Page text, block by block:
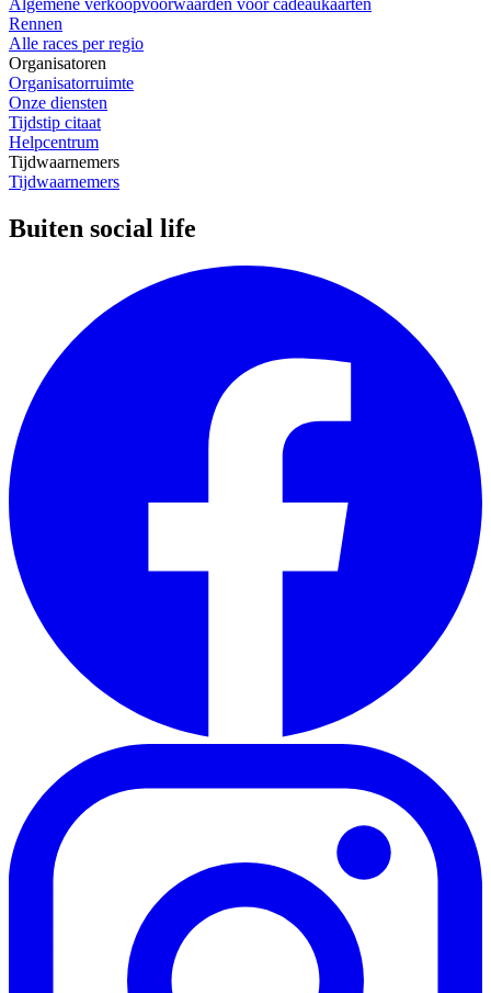
Algemene verkoopvoorwaarden voor cadeaukaarten
Rennen
Alle races per regio
Organisatoren
Organisatorruimte
Onze diensten
Tijdstip citaat
Helpcentrum
Tijdwaarnemers
Tijdwaarnemers
Buiten social life